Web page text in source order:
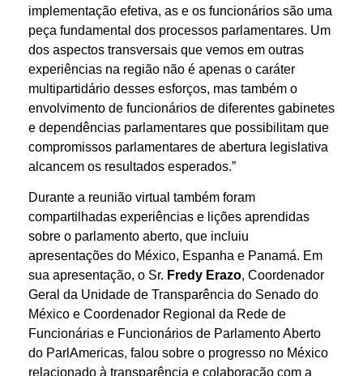
implementação efetiva, as e os funcionários são uma
peça fundamental dos processos parlamentares. Um
dos aspectos transversais que vemos em outras
experiências na região não é apenas o caráter
multipartidário desses esforços, mas também o
envolvimento de funcionários de diferentes gabinetes
e dependências parlamentares que possibilitam que
compromissos parlamentares de abertura legislativa
alcancem os resultados esperados.”
Durante a reunião virtual também foram
compartilhadas experiências e lições aprendidas
sobre o parlamento aberto, que incluiu
apresentações do México, Espanha e Panamá. Em
sua apresentação, o Sr. Fredy Erazo, Coordenador
Geral da Unidade de Transparência do Senado do
México e Coordenador Regional da Rede de
Funcionárias e Funcionários de Parlamento Aberto
do ParlAmericas, falou sobre o progresso no México
relacionado à transparência e colaboração com a